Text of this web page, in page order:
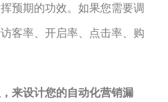
预期的功效。如果您需要调
客率、开启率、点击率、购
来设计您的自动化营销漏